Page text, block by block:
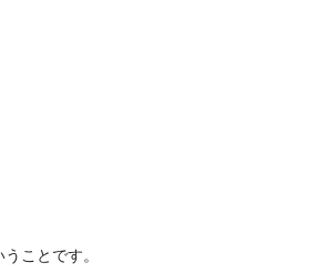
ことです。